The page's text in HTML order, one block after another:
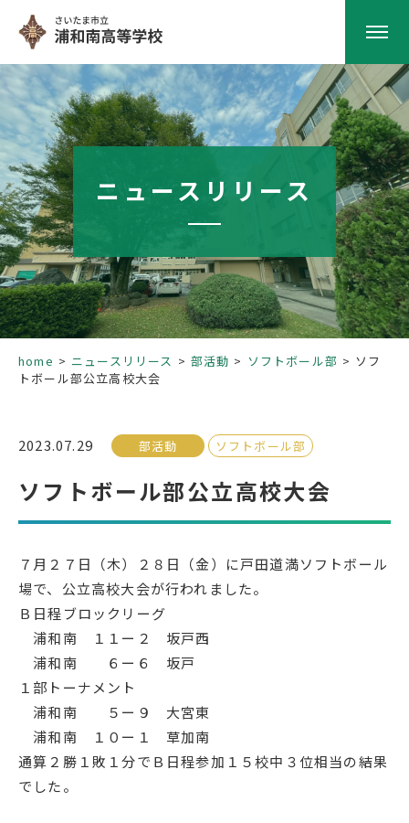
HOME
学校紹介
南高の教育
学校生活
部活動
受検生の方へ
年間スケジュール
学校パンフレット
教科ガイド
校長室より
保健室より
図書室より
事務室より
在校生の皆さんへ
保護者の方へ
地域の皆様へ
教育関係者の方へ
各種証明書発行
ニュースリリース
home ニュースリリース 部活動 ソフトボール部
ソフ
トボール部公立高校大会
2023.07.29 部活動 ソフトボール部
ソフトボール部公立高校大会
７月２７日（木）２８日（金）に戸田道満ソフトボール
場で、公立高校大会が行われました。
Ｂ日程ブロックリーグ
浦和南 １１ー２ 坂戸西
浦和南 ６ー６ 坂戸
１部トーナメント
浦和南 ５ー９ 大宮東
浦和南 １０ー１ 草加南
通算２勝１敗１分でＢ日程参加１５校中３位相当の結果
でした。